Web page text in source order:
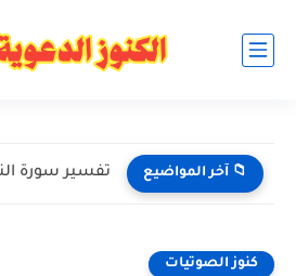
📁 آخر المواضيع
كنوز الصوتيات